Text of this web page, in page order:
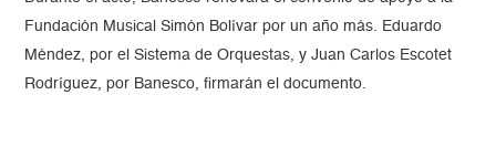
Fundación Musical Simón Bolívar por un año más. Eduardo
Méndez, por el Sistema de Orquestas, y Juan Carlos Escotet
Rodríguez, por Banesco, firmarán el documento.